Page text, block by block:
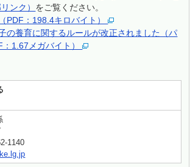
リンク） をご覧ください。
PDF：198.4キロバイト）
の養育に関するルールが改正されました（パ
：1.67メガバイト）
1140